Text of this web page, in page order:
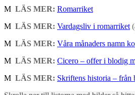
M LÄS MER: Romarriket
M LÄS MER: Vardagsliv i romarriket
M LÄS MER: Våra månaders namn
M LÄS MER: Cicero – offer i blodig
M LÄS MER: Skriftens historia –